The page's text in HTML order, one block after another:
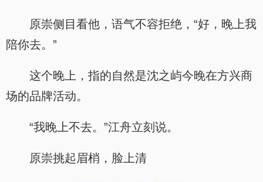
原崇侧目看他，语气不容拒绝，“好，晚上我
陪你去。”
这个晚上，指的自然是沈之屿今晚在方兴商
场的品牌活动。
“我晚上不去。”江舟立刻说。
原崇挑起眉梢，脸上清